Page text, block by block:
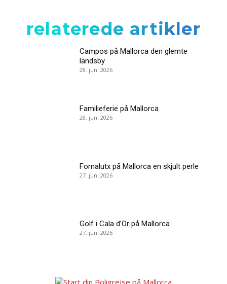
relaterede artikler
Campos på Mallorca den glemte
landsby
28. juni 2026
Familieferie på Mallorca
28. juni 2026
Fornalutx på Mallorca en skjult perle
27. juni 2026
Golf i Cala d’Or på Mallorca
27. juni 2026